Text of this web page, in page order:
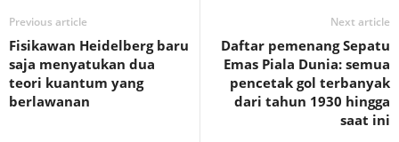
Previous article
Fisikawan Heidelberg baru
saja menyatukan dua
teori kuantum yang
berlawanan
Next article
Daftar pemenang Sepatu
Emas Piala Dunia: semua
pencetak gol terbanyak
dari tahun 1930 hingga
saat ini